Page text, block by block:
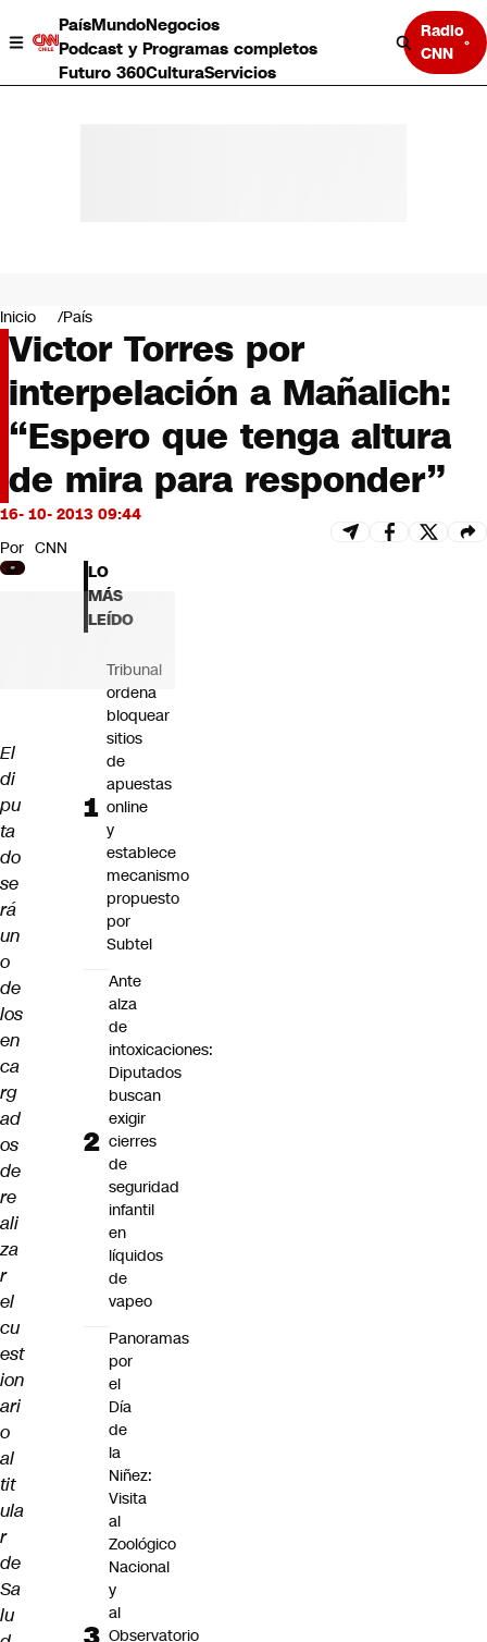
PaísMundoNegocios
Podcast y Programas completos
Futuro 360CulturaServicios
Radio
CNN
Negocios
Deportes
Programas completos
Cultura
Servicios
Bits
CNN Data
CNN tiempo
Futuro 360
Inicio País
Victor Torres por
interpelación a Mañalich:
“Espero que tenga altura
de mira para responder”
16- 10- 2013 09:44
Por CNN
El
di
pu
ta
do
se
rá
un
o
de
los
en
ca
rg
ad
os
de
re
ali
za
r
el
cu
est
ion
ari
o
al
tit
ula
r
de
Sa
lu
LO
MÁS
LEÍDO
Tribunal
ordena
bloquear
sitios
de
apuestas
online
y
establece
mecanismo
propuesto
por
Subtel
Ante
alza
de
intoxicaciones:
Diputados
buscan
exigir
cierres
de
seguridad
infantil
en
líquidos
de
vapeo
Panoramas
por
el
Día
de
la
Niñez:
Visita
al
Zoológico
Nacional
y
al
Observatorio